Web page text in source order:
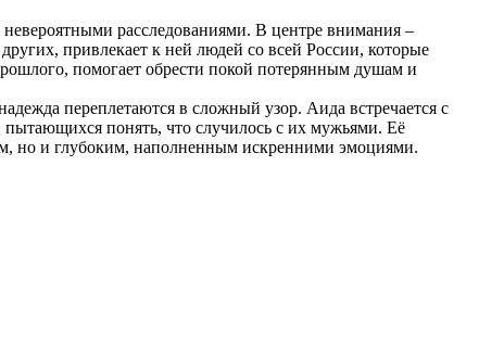
невероятными расследованиями. В центре внимания –
привлекает к ней людей со всей России, которые
помогает обрести покой потерянным душам и
переплетаются в сложный узор. Аида встречается с
понять, что случилось с их мужьями. Её
но и глубоким, наполненным искренними эмоциями.